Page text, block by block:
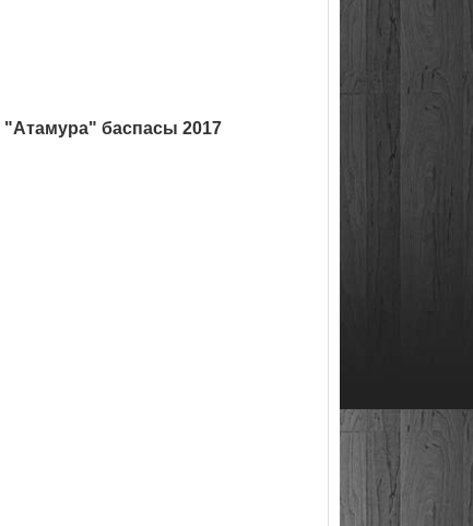
"Атамура" баспасы 2017